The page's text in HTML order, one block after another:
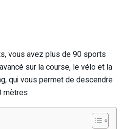
vous avez plus de 90 sports
sur la course, le vélo et la
qui vous permet de descendre
mètres